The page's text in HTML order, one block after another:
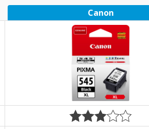
Canon